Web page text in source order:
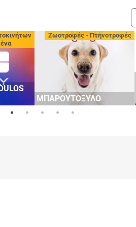
Ζωοτροφές - Πτηνοτροφές
ΜΠΑΡΟΥΤΟΞΥΛΟ